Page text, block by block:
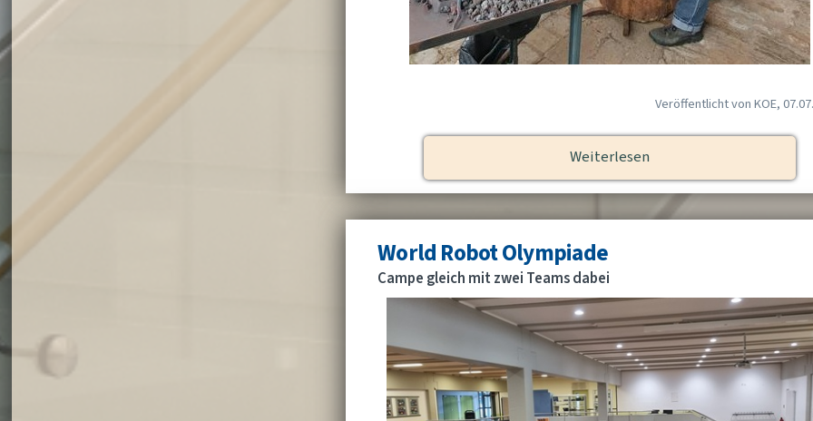
Veröffentlicht von KOE,
Weiterlesen
World Robot Olympiade
Campe gleich mit zwei Teams dabei